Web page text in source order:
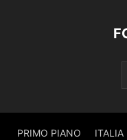
PRIMO PIANO ITALIA